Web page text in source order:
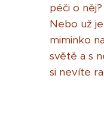
péči o něj?
Nebo už je
miminko na
světě a s
si nevíte